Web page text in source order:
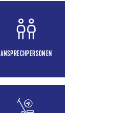
ANSPRECHPERSONEN